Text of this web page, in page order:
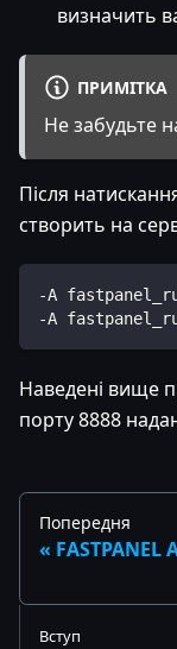
визначить
ПРИМІТКА
Не забудьте
Після
створить на
-A
-A
Наведені вище
порту 8888
Попередня
FASTPANEL
Вступ